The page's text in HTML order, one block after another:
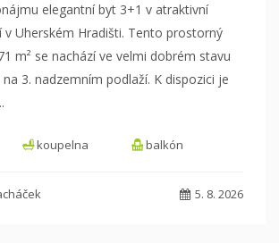
elegantní byt 3+1 v atraktivní
v Uherském Hradišti. Tento prostorný
m² se nachází ve velmi dobrém stavu
3. nadzemním podlaží. K dispozici je
..
koupelna balkón
5. 8. 2026